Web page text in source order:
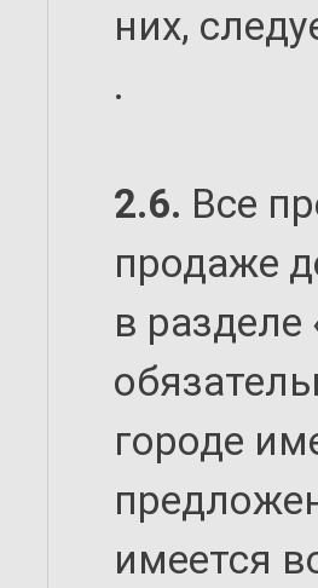
них,
.
2.6. Все
продаже
в разделе
городе
имеется